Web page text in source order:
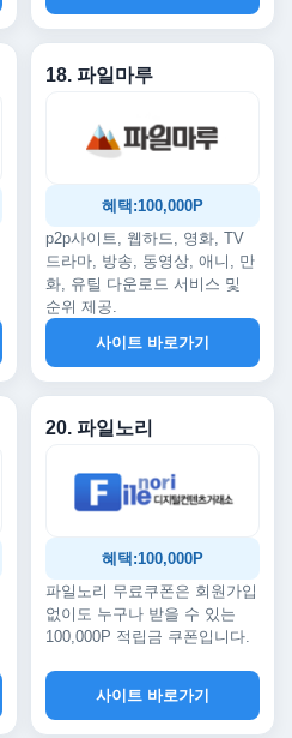
18. 파일마루
혜택:100,000P
p2p사이트, 웹하드, 영화, TV
드라마, 방송, 동영상, 애니, 만
화, 유틸 다운로드 서비스 및
순위 제공.
사이트 바로가기
20. 파일노리
혜택:100,000P
파일노리 무료쿠폰은 회원가입
없이도 누구나 받을 수 있는
100,000P 적립금 쿠폰입니다.
사이트 바로가기